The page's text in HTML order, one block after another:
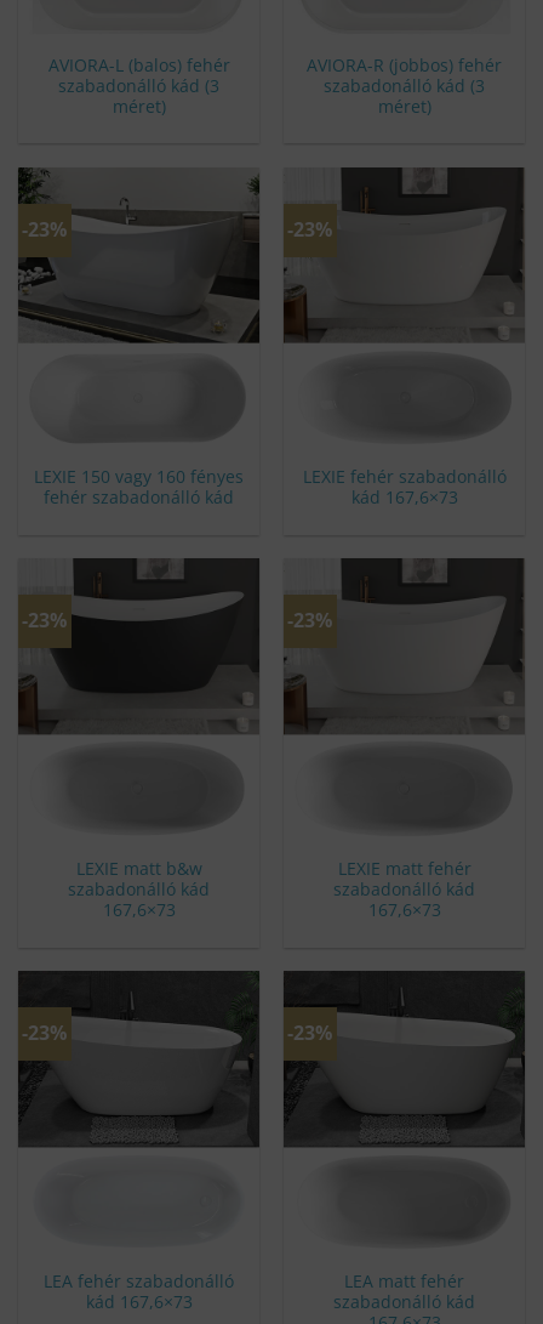
AVIORA-L (balos) fehér
szabadonálló kád (3
méret)
AVIORA-R (jobbos) fehér
szabadonálló kád (3
méret)
-23%
LEXIE 150 vagy 160 fényes
fehér szabadonálló kád
-23%
LEXIE fehér szabadonálló
kád 167,6×73
-23%
LEXIE matt b&w
szabadonálló kád
167,6×73
-23%
LEXIE matt fehér
szabadonálló kád
167,6×73
-23%
LEA fehér szabadonálló
kád 167,6×73
-23%
LEA matt fehér
szabadonálló kád